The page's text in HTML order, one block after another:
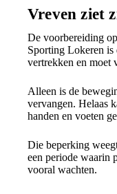
Vreven ziet
De voorbereiding
Sporting Lokeren is
vertrekken en moet
Alleen is de
vervangen. Helaas
handen en voeten
Die beperking
een periode waarin
vooral wachten.